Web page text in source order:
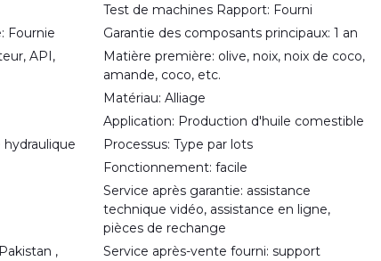
Test de machines Rapport: Fourni
Fournie
Garantie des composants principaux: 1 an
API,
Matière première: olive, noix, noix de coco,
amande, coco, etc.
Matériau: Alliage
Application: Production d'huile comestible
Processus: Type par lots
Fonctionnement: facile
Service après garantie: assistance
technique vidéo, assistance en ligne,
pièces de rechange
,
Service après-vente fourni: support